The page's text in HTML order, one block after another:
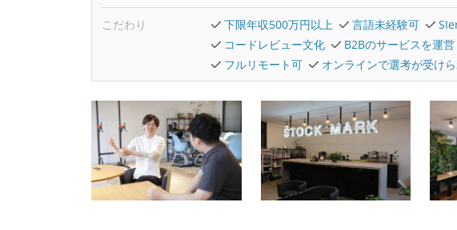
こだわり 下限年収500万円以上 言語未経験可
コードレビュー文化
B2Bのサービスを運営
フルリモート可
オンラインで選考が受け